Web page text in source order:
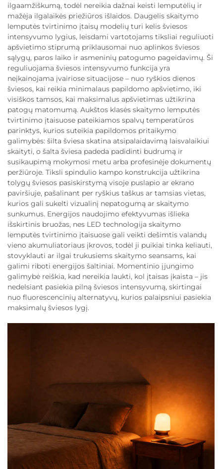
ilgaamžiškumą, todėl nereikia dažnai keisti lemputėlių ir
mažėja ilgalaikės priežiūros išlaidos. Daugelis skaitymo
lemputės tvirtinimo įtaisų modelių turi kelis šviesos
intensyvumo lygius, leisdami vartotojams tiksliai reguliuoti
apšvietimo stiprumą priklausomai nuo aplinkos šviesos
sąlygų, paros laiko ir asmeninių patogumo pageidavimų. Ši
reguliuojama šviesos intensyvumo funkcija yra
neįkainojama įvairiose situacijose – nuo ryškios dienos
šviesos, kai reikia minimalaus papildomo apšvietimo, iki
visiškos tamsos, kai maksimalus apšvietimas užtikrina
patogų matomumą. Aukštos klasės skaitymo lemputės
tvirtinimo įtaisuose pateikiamos spalvų temperatūros
parinktys, kurios suteikia papildomos pritaikymo
galimybės: šilta šviesa skatina atsipalaidavimą laisvalaikiui
skaityti, o šalta šviesa padeda padidinti budrumą ir
susikaupimą mokymosi metu arba profesinėje dokumentų
peržiūroje. Tiksli spindulio kampo konstrukcija užtikrina
tolygų šviesos pasiskirstymą visoje puslapio ar ekrano
paviršiuje, pašalinant per ryškius taškus ar tamsias vietas,
kurios gali sukelti vizualinį nepatogumą ar skaitymo
sunkumus. Energijos naudojimo efektyvumas išlieka
išskirtinis bruožas, nes LED technologija skaitymo
lemputės tvirtinimo įtaisuose gali veikti dešimtis valandų
vieno akumuliatoriaus įkrovos, todėl ji puikiai tinka keliauti,
stovyklauti ar ilgai trukusiems skaitymo seansams, kai
galimi riboti energijos šaltiniai. Momentinio įjungimo
galimybė reiškia, kad nereikia laukti, kol įtaisas įkaista – jis
nedelsiant pasiekia pilną šviesos intensyvumą, skirtingai
nuo fluorescencinių alternatyvų, kurios palaipsniui pasiekia
maksimalų šviesos lygį.